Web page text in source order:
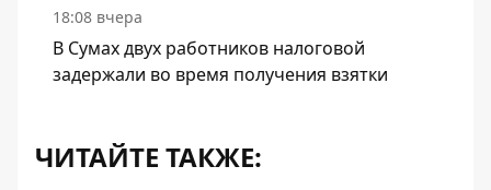
18:08 вчера
В Сумах двух работников налоговой
задержали во время получения взятки
ЧИТАЙТЕ ТАКЖЕ: